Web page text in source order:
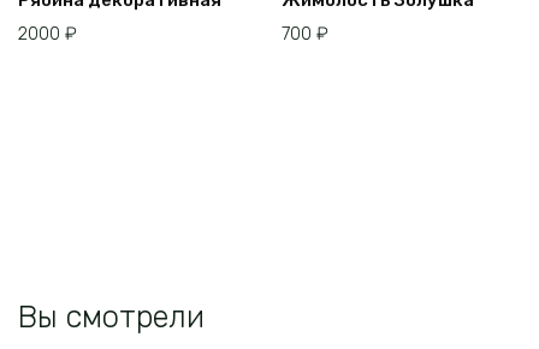
2000 ₽
700 ₽
Вы смотрели